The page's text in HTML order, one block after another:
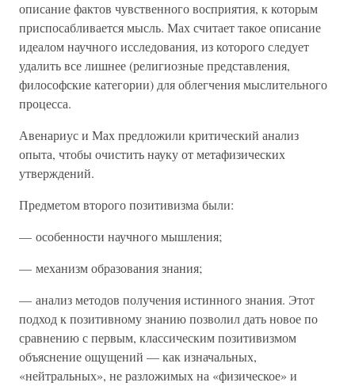
описание фактов чувственного восприятия, к которым
приспосабливается мысль. Мах считает такое описание
идеалом научного исследования, из которого следует
удалить все лишнее (религиозные представления,
философские категории) для облегчения мыслительного
процесса.
Авенариус и Мах предложили критический анализ
опыта, чтобы очистить науку от метафизических
утверждений.
Предметом второго позитивизма были:
— особенности научного мышления;
— механизм образования знания;
— анализ методов получения истинного знания. Этот
подход к позитивному знанию позволил дать новое по
сравнению с первым, классическим позитивизмом
объяснение ощущений — как изначальных,
«нейтральных», не разложимых на «физическое» и